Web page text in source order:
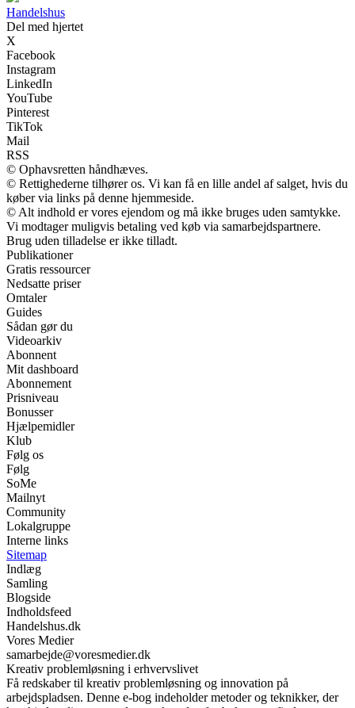
Handelshus
Del med hjertet
X
Facebook
Instagram
LinkedIn
YouTube
Pinterest
TikTok
Mail
RSS
© Ophavsretten håndhæves.
© Rettighederne tilhører os. Vi kan få en lille andel af salget, hvis du
køber via links på denne hjemmeside.
© Alt indhold er vores ejendom og må ikke bruges uden samtykke.
Vi modtager muligvis betaling ved køb via samarbejdspartnere.
Brug uden tilladelse er ikke tilladt.
Publikationer
Gratis ressourcer
Nedsatte priser
Omtaler
Guides
Sådan gør du
Videoarkiv
Abonnent
Mit dashboard
Abonnement
Prisniveau
Bonusser
Hjælpemidler
Klub
Følg os
Følg
SoMe
Mailnyt
Community
Lokalgruppe
Interne links
Sitemap
Indlæg
Samling
Blogside
Indholdsfeed
Handelshus.dk
Vores Medier
samarbejde@voresmedier.dk
Kreativ problemløsning i erhvervslivet
Få redskaber til kreativ problemløsning og innovation på
arbejdspladsen. Denne e-bog indeholder metoder og teknikker, der